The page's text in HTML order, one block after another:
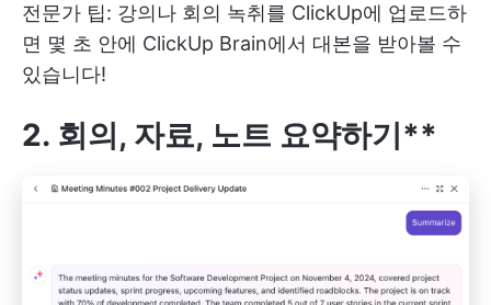
전문가 팁: 강의나 회의 녹취를 ClickUp에 업로드하
면 몇 초 안에 ClickUp Brain에서 대본을 받아볼 수
있습니다!
2. 회의, 자료, 노트 요약하기**